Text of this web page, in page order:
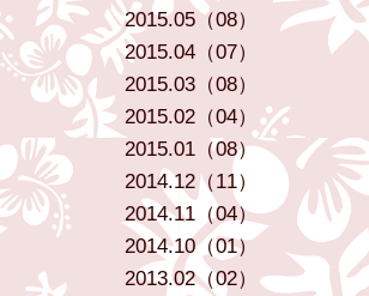
2015.05（08）
2015.04（07）
2015.03（08）
2015.02（04）
2015.01（08）
2014.12（11）
2014.11（04）
2014.10（01）
2013.02（02）